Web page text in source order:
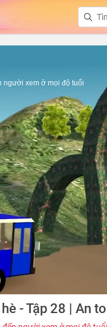
người xem ở mọi độ tuổi
- Tập 28 | An